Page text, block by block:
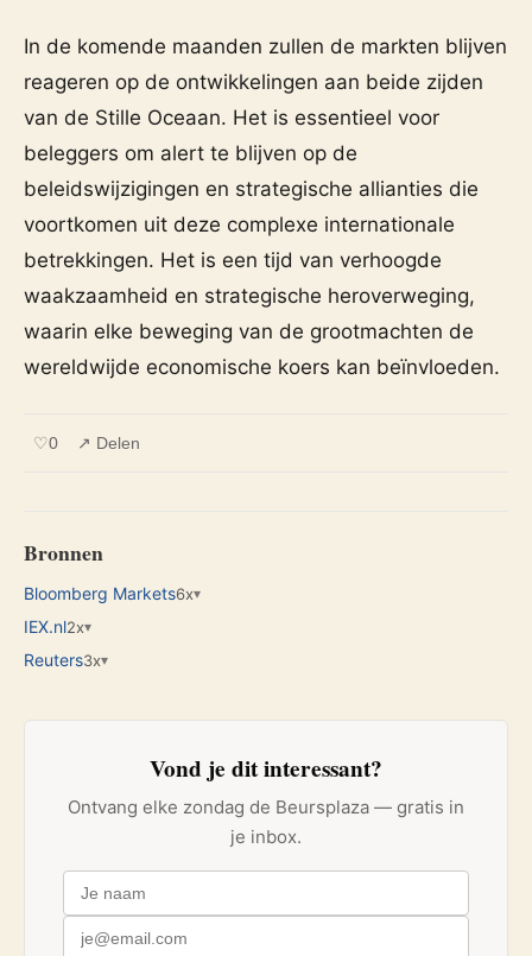
In de komende maanden zullen de markten blijven
reageren op de ontwikkelingen aan beide zijden
van de Stille Oceaan. Het is essentieel voor
beleggers om alert te blijven op de
beleidswijzigingen en strategische allianties die
voortkomen uit deze complexe internationale
betrekkingen. Het is een tijd van verhoogde
waakzaamheid en strategische heroverweging,
waarin elke beweging van de grootmachten de
wereldwijde economische koers kan beïnvloeden.
♡0 ↗ Delen
Bronnen
Bloomberg Markets6x▾
IEX.nl2x▾
Reuters3x▾
Vond je dit interessant?
Ontvang elke zondag de Beursplaza — gratis in
je inbox.